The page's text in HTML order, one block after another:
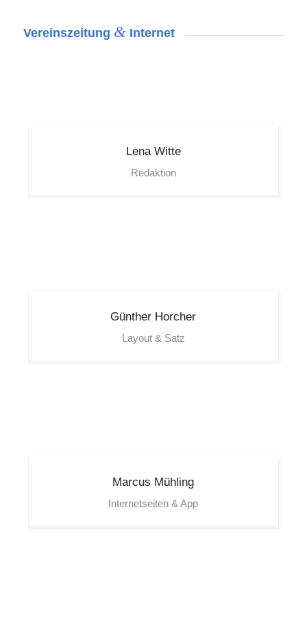
Vereinszeitung &Internet
Lena Witte
Redaktion
Günther Horcher
Layout & Satz
Marcus Mühling
Internetseiten & App